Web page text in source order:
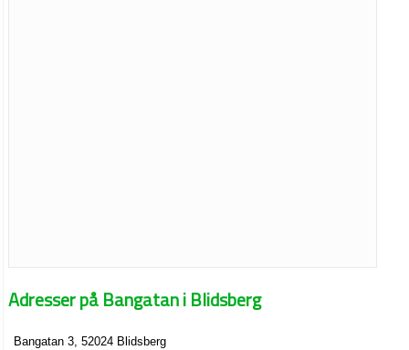
Adresser på Bangatan i Blidsberg
Bangatan 3, 52024 Blidsberg